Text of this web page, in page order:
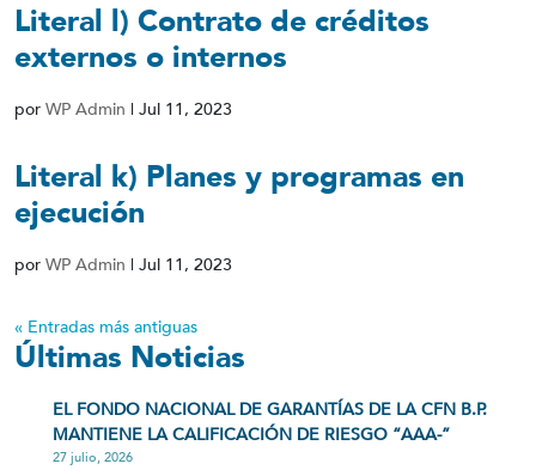
Literal l) Contrato de créditos
externos o internos
por WP Admin | Jul 11, 2023
Literal k) Planes y programas en
ejecución
por WP Admin | Jul 11, 2023
« Entradas más antiguas
Últimas Noticias
EL FONDO NACIONAL DE GARANTÍAS DE LA CFN B.P.
MANTIENE LA CALIFICACIÓN DE RIESGO “AAA-”
27 julio, 2026